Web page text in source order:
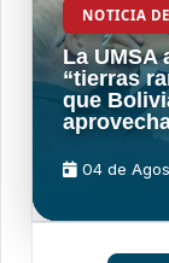
NOTICIA
La UMSA
“tierras
que
04 de